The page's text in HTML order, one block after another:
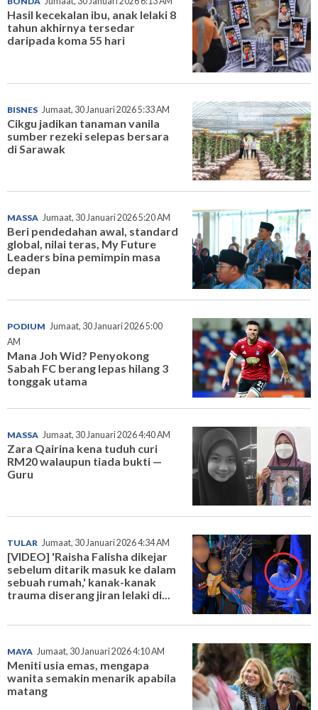
Hasil kecekalan ibu, anak lelaki 8
tahun akhirnya tersedar
daripada koma 55 hari
BISNES Jumaat, 30 Januari 2026 5:33 AM
Cikgu jadikan tanaman vanila
sumber rezeki selepas bersara
di Sarawak
MASSA Jumaat, 30 Januari 2026 5:20 AM
Beri pendedahan awal, standard
global, nilai teras, My Future
Leaders bina pemimpin masa
depan
PODIUM Jumaat, 30 Januari 2026 5:00
AM
Mana Joh Wid? Penyokong
Sabah FC berang lepas hilang 3
tonggak utama
MASSA Jumaat, 30 Januari 2026 4:40 AM
Zara Qairina kena tuduh curi
RM20 walaupun tiada bukti —
Guru
TULAR Jumaat, 30 Januari 2026 4:34 AM
[VIDEO] 'Raisha Falisha dikejar
sebelum ditarik masuk ke dalam
sebuah rumah,' kanak-kanak
trauma diserang jiran lelaki di...
MAYA Jumaat, 30 Januari 2026 4:10 AM
Meniti usia emas, mengapa
wanita semakin menarik apabila
matang